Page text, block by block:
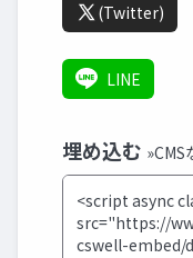
(Twitter)
LINE
埋め込む